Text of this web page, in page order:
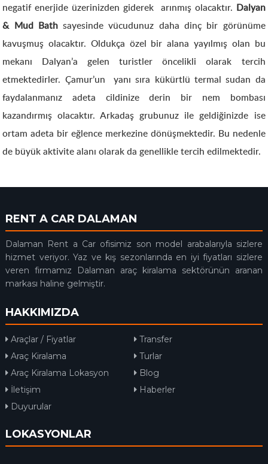
negatif enerjide üzerinizden giderek arınmış olacaktır. Dalyan
& Mud Bathsayesinde vücudunuz daha dinç bir görünüme
kavuşmuş olacaktır. Oldukça özel bir alana yayılmış olan bu
mekanı Dalyan’a gelen turistler öncelikli olarak tercih
etmektedirler. Çamur’un yanı sıra kükürtlü termal sudan da
faydalanmanız adeta cildinize derin bir nem bombası
kazandırmış olacaktır. Arkadaş grubunuz ile geldiğinizde ise
ortam adeta bir eğlence merkezine dönüşmektedir. Bu nedenle
de büyük aktivite alanı olarak da genellikle tercih edilmektedir.
RENT A CAR DALAMAN
Dalaman Rent a Car ofisimiz son model arabalarıyla sizlere
hizmet veriyor. Yaz ve kış sezonlarında en iyi fiyatları sizlere
veren firmamız Dalaman araç kiralama sektörünün aranan
markası haline gelmiştir.
HAKKIMIZDA
Araçlar / Fiyatlar
Transfer
Araç Kiralama
Turlar
Araç Kiralama Lokasyon
Blog
İletişim
Haberler
Duyurular
LOKASYONLAR